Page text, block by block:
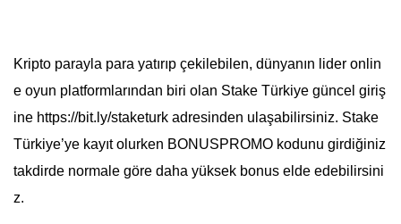
Kripto parayla para yatırıp çekilebilen, dünyanın lider onlin
e oyun platformlarından biri olan Stake Türkiye güncel giriş
ine https://bit.ly/staketurk adresinden ulaşabilirsiniz. Stake
Türkiye’ye kayıt olurken BONUSPROMO kodunu girdiğiniz
takdirde normale göre daha yüksek bonus elde edebilirsini
z.